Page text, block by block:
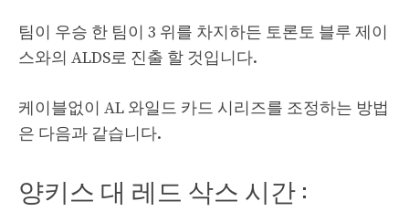
팀이 우승 한 팀이 3 위를 차지하든 토론토 블루 제이
스와의 ALDS로 진출 할 것입니다.
케이블없이 AL 와일드 카드 시리즈를 조정하는 방법
은 다음과 같습니다.
양키스 대 레드 삭스 시간 :